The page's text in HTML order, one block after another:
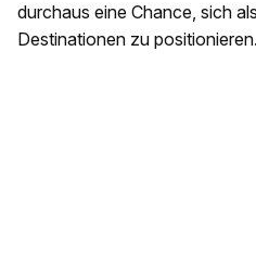
durchaus eine Chance, sich
Destinationen zu positionieren.